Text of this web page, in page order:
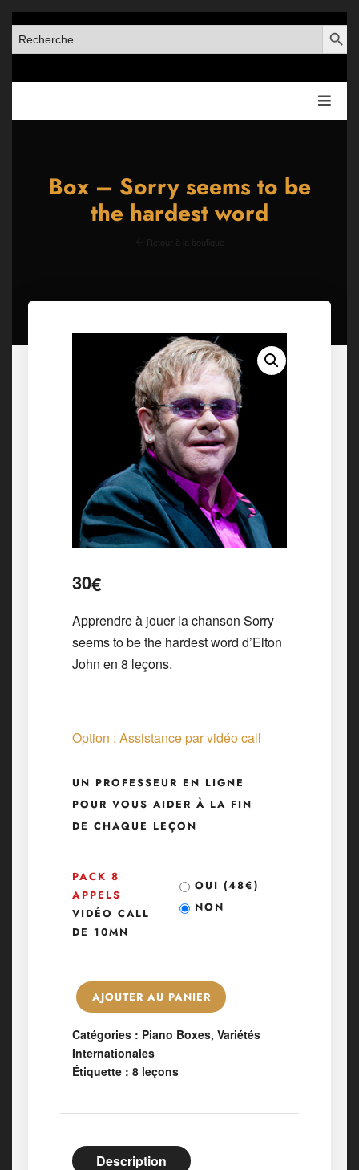
SEARCH
FOR:
SEARCH
Box – Sorry seems to be
the hardest word
Retour à la boutique
30€
Apprendre à jouer la chanson Sorry
seems to be the hardest word d’Elton
John en 8 leçons.
Option : Assistance par vidéo call
UN PROFESSEUR EN LIGNE
POUR VOUS AIDER À LA FIN
DE CHAQUE LEÇON
PACK 8
APPELS
VIDÉO CALL
DE 10MN
OUI (48€)
NON
AJOUTER AU PANIER
Catégories : Piano Boxes, Variétés
Internationales
Étiquette : 8 leçons
Description